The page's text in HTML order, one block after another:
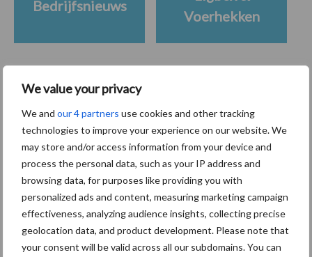
We value your privacy
We and our 4 partners use cookies and other tracking
technologies to improve your experience on our website. We
may store and/or access information from your device and
process the personal data, such as your IP address and
browsing data, for purposes like providing you with
personalized ads and content, measuring marketing campaign
effectiveness, analyzing audience insights, collecting precise
geolocation data, and product development. Please note that
your consent will be valid across all our subdomains. You can
Primaire
Sidebar
Recent nieuws Partner nieuws
6 aug
ForFarmers ziet volume en
marktaandeel groeien in krimpende
Nederlandse markt
Bedrijfsnieuws
Voerhekken
Toon meer